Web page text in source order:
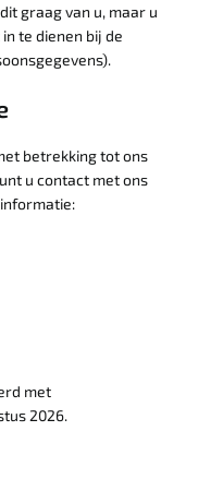
graag van u, maar u
te dienen bij de
betrekking tot ons
u contact met ons
met
2026.